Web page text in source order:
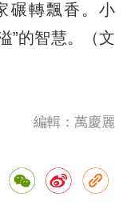
碾轉飄香。小
”的智慧。（文
編輯：萬慶麗